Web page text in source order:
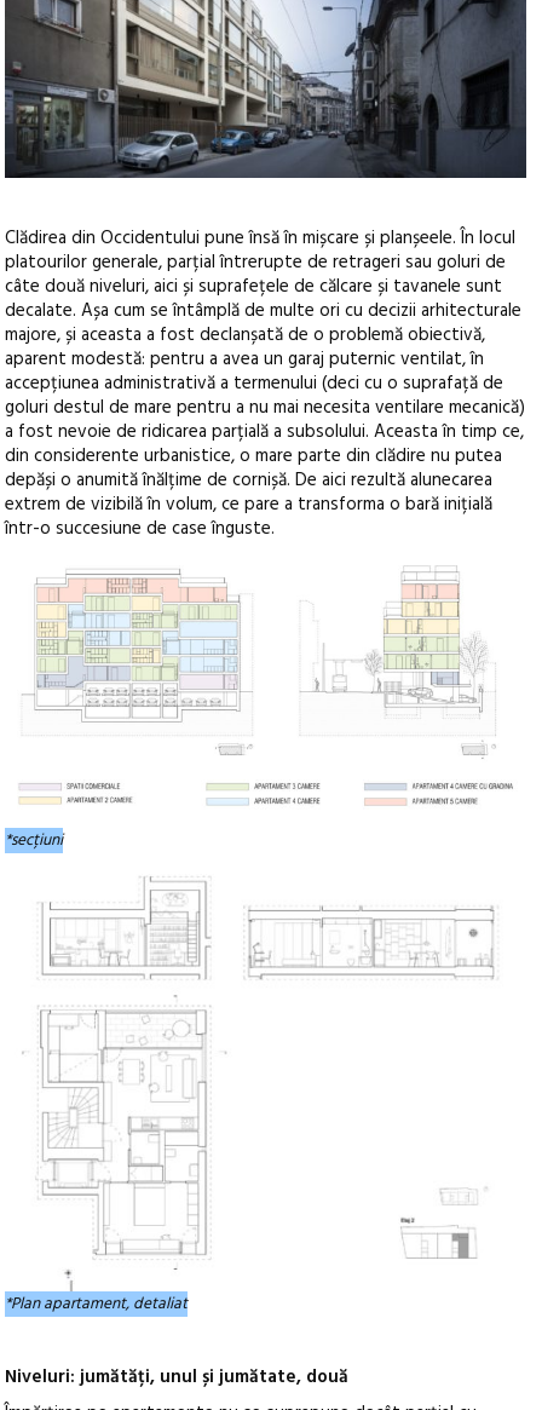
Clădirea din Occidentului pune însă în mișcare și planșeele. În locul
platourilor generale, parțial întrerupte de retrageri sau goluri de
câte două niveluri, aici și suprafețele de călcare și tavanele sunt
decalate. Așa cum se întâmplă de multe ori cu decizii arhitecturale
majore, și aceasta a fost declanșată de o problemă obiectivă,
aparent modestă: pentru a avea un garaj puternic ventilat, în
accepțiunea administrativă a termenului (deci cu o suprafață de
goluri destul de mare pentru a nu mai necesita ventilare mecanică)
a fost nevoie de ridicarea parțială a subsolului. Aceasta în timp ce,
din considerente urbanistice, o mare parte din clădire nu putea
depăși o anumită înălțime de cornișă. De aici rezultă alunecarea
extrem de vizibilă în volum, ce pare a transforma o bară inițială
într-o succesiune de case înguste.
*secțiuni
*Plan apartament, detaliat
Niveluri: jumătăți, unul și jumătate, două